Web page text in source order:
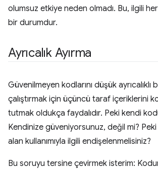
olumsuz etkiye neden olmadı. Bu, ilgili
bir durumdur.
Ayrıcalık Ayırma
Güvenilmeyen kodlarını düşük ayrıcalıklı
çalıştırmak için üçüncü taraf içeriklerini
tutmak oldukça faydalıdır. Peki kendi
Kendinize güveniyorsunuz, değil mi? Peki
alan kullanımıyla ilgili endişelenmelisiniz?
Bu soruyu tersine çevirmek isterim: